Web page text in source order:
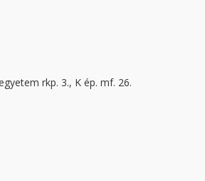
rkp. 3., K ép. mf. 26.